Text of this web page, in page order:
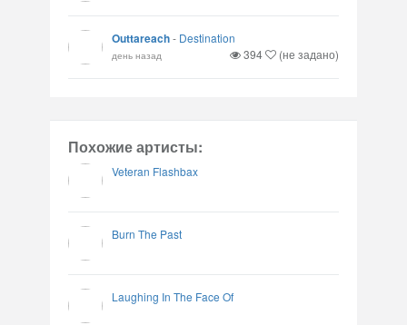
Outtareach- Destination
день назад 394 (не задано)
Похожие артисты:
Veteran Flashbax
Burn The Past
Laughing In The Face Of